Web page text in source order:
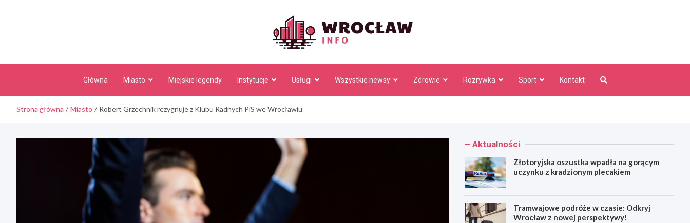
Główna Miasto Miejskie legendy Instytucje Usługi Wszystkie newsy Zdrowie Rozrywka Sport Kontakt
Strona główna Miasto Robert Grzechnik rezygnuje z Klubu Radnych PiS we Wrocławiu
Aktualności
Złotoryjska oszustka wpadła na gorącym
uczynku z kradzionym plecakiem
Tramwajowe podróże w czasie: Odkryj
Wrocław z nowej perspektywy!